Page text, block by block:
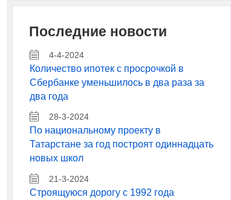
Последние новости
4-4-2024
Количество ипотек с просрочкой в
Сбербанке уменьшилось в два раза за
два года
28-3-2024
По национальному проекту в
Татарстане за год построят одиннадцать
новых школ
21-3-2024
Строящуюся дорогу с 1992 года